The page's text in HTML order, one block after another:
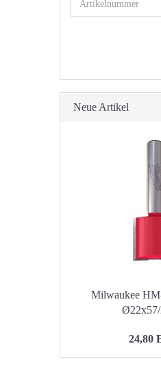
DIE
Neue Artikel
Milwaukee
24,80